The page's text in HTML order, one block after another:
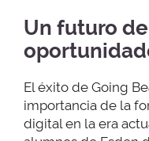
Un futuro
El éxito de Going
importancia de la
digital en la era